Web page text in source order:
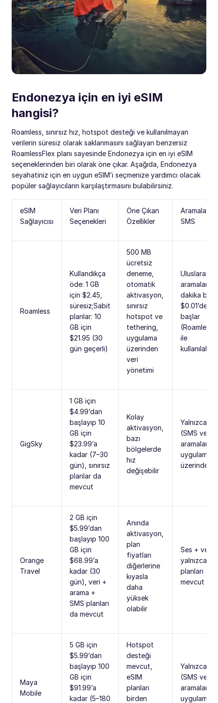
Endonezya için en iyi eSIM
hangisi?
Roamless, sınırsız hız, hotspot desteği ve kullanılmayan
verilerin süresiz olarak saklanmasını sağlayan benzersiz
RoamlessFlex planı sayesinde Endonezya için en iyi eSIM
seçeneklerinden biri olarak öne çıkar. Aşağıda, Endonezya
seyahatiniz için en uygun eSIM’i seçmenize yardımcı olacak
popüler sağlayıcıların karşılaştırmasını bulabilirsiniz.
eSIM
Sağlayıcısı
Veri Planı
Seçenekleri
Öne Çıkan
Özellikler
Aramalar /
SMS
Roamless
Kullandıkça
öde: 1 GB
için $2.45,
süresiz;Sabit
planlar: 10
GB için
$21.95 (30
gün geçerli)
500 MB
ücretsiz
deneme,
otomatik
aktivasyon,
sınırsız
hotspot ve
tethering,
uygulama
üzerinden
veri
yönetimi
Uluslararası
aramalar
dakika
$0.01’den
başlar
ile
GigSky
1 GB için
$4.99’dan
başlayıp 10
GB için
$23.99’a
kadar (7–30
gün), sınırsız
planlar da
mevcut
Kolay
aktivasyon,
bazı
bölgelerde
hız
değişebilir
Yalnızca
(SMS ve
aramalar
üzerinden)
Orange
Travel
2 GB için
$5.99’dan
başlayıp 100
GB için
$68.99’a
kadar (30
gün), veri +
arama +
SMS planları
da mevcut
Anında
aktivasyon,
plan
fiyatları
diğerlerine
kıyasla
daha
yüksek
olabilir
Ses + veri
yalnızca
planları
mevcut
Maya
Mobile
5 GB için
$5.99’dan
başlayıp 100
GB için
$91.99’a
kadar (5–180
Hotspot
desteği
mevcut,
eSIM
planları
birden
Yalnızca
(SMS ve
aramalar